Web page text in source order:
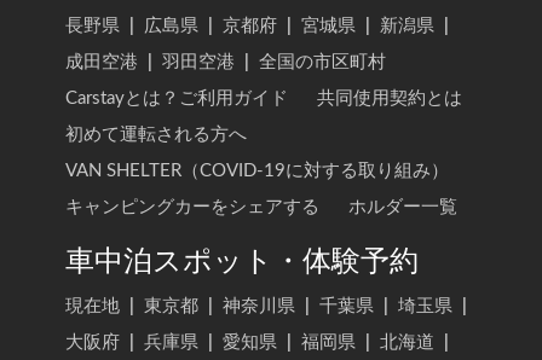
長野県
広島県 京都府 宮城県 新潟県
成田空港
羽田空港
全国の市区町村
Carstayとは？ご利用ガイド
共同使用契約とは
初めて運転される方へ
VAN SHELTER（COVID-19に対する取り組み）
キャンピングカーをシェアする
ホルダー一覧
車中泊スポット・体験予約
現在地 東京都 神奈川県 千葉県 埼玉県
大阪府
兵庫県 愛知県 福岡県 北海道